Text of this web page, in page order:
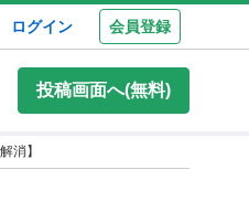
ログイン 会員登録
投稿画面へ(無料)
消】